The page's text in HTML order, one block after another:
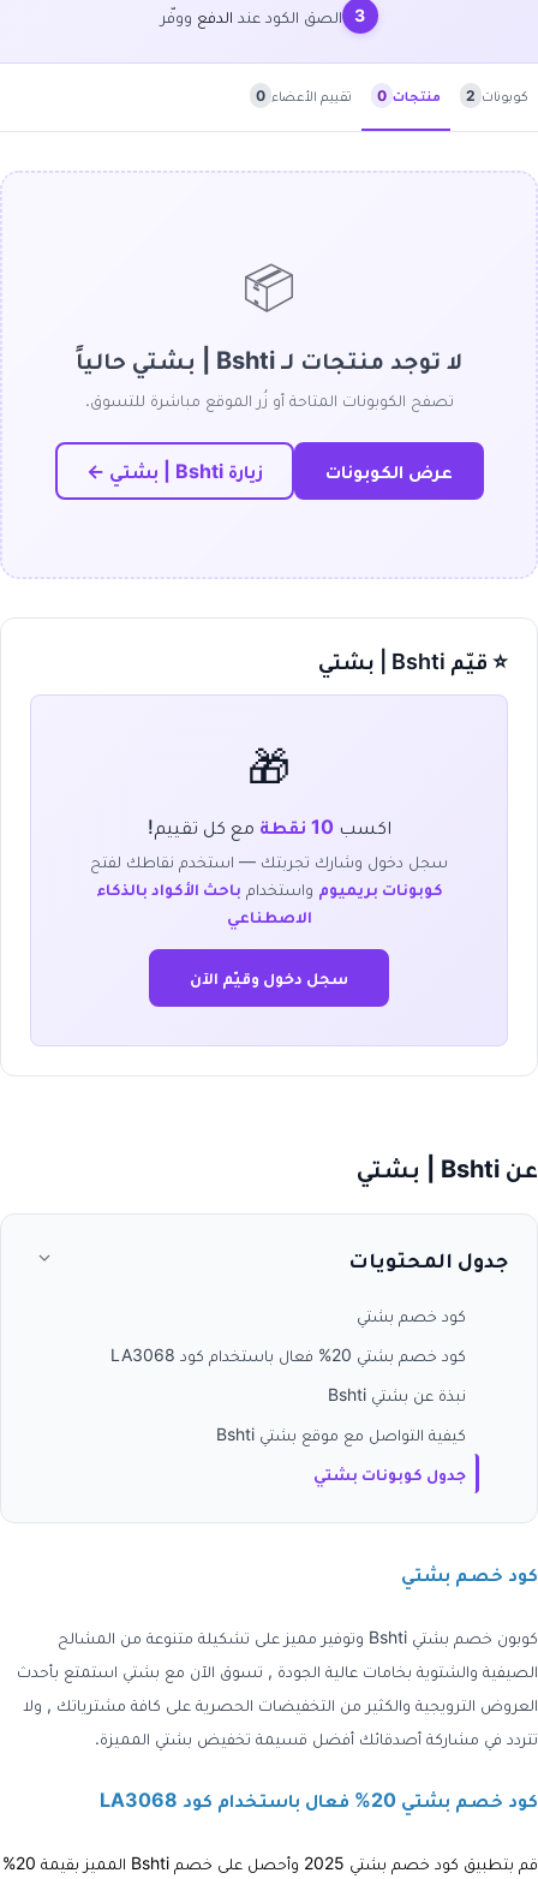
3 الصق الكود عند الدفع ووفّر
كوبونات 2 منتجات 0 تقييم الأعضاء 0
📦
لا توجد منتجات لـ Bshti | بشتي حالياً
تصفح الكوبونات المتاحة أو زُر الموقع مباشرة للتسوق.
عرض الكوبونات زيارة Bshti | بشتي ←
⭐ قيّم Bshti | بشتي
🎁
اكسب10 نقطة مع كل تقييم!
سجل دخول وشارك تجربتك — استخدم نقاطك لفتح
كوبونات بريميوم واستخدام باحث الأكواد بالذكاء
الاصطناعي
سجل دخول وقيّم الآن
عن Bshti | بشتي
جدول المحتويات
كود خصم بشتي
كود خصم بشتي 20% فعال باستخدام كود LA3068
نبذة عن بشتي Bshti
كيفية التواصل مع موقع بشتي Bshti
جدول كوبونات بشتي
كود خصم بشتي
كوبون خصم بشتي Bshti
وتوفير مميز على تشكيلة متنوعة من المشالح
الصيفية والشتوية بخامات عالية الجودة , تسوق الآن مع بشتي استمتع بأحدث
العروض الترويجية والكثير من التخفيضات الحصرية على كافة مشترياتك , ولا
تتردد في مشاركة أصدقائك أفضل قسيمة تخفيض بشتي المميزة.
كود خصم بشتي 20% فعال باستخدام كود LA3068
قم بتطبيق كود خصم بشتي 2025 وأحصل على خصم Bshti المميز بقيمة 20%